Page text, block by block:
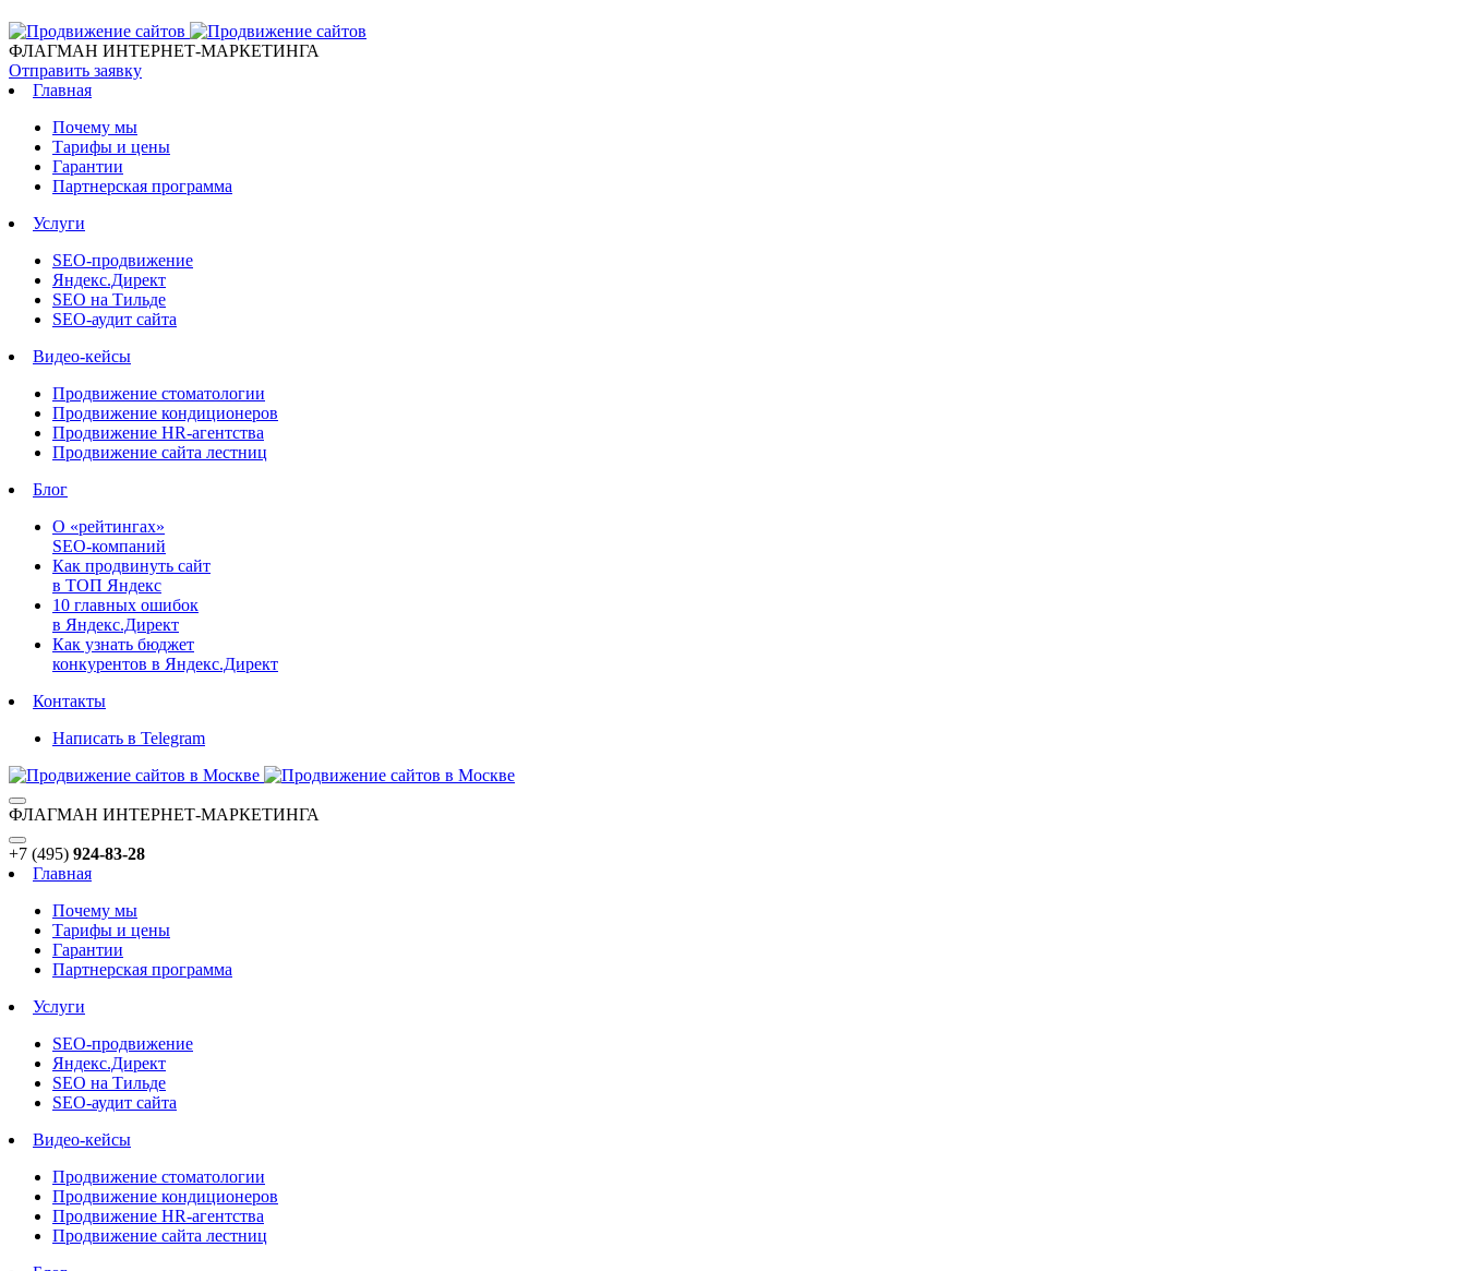
ФЛАГМАН ИНТЕРНЕТ-МАРКЕТИНГА
Отправить заявку
Главная
Почему мы
Тарифы и цены
Гарантии
Партнерская программа
Услуги
SEO-продвижение
Яндекс.Директ
SEO на Тильде
SEO-аудит сайта
Видео-кейсы
Продвижение стоматологии
Продвижение кондиционеров
Продвижение HR-агентства
Продвижение сайта лестниц
Блог
О «рейтингах»
SEO-компаний
Как продвинуть сайт
в ТОП Яндекс
10 главных ошибок
в Яндекс.Директ
Как узнать бюджет
конкурентов в Яндекс.Директ
Контакты
Написать в Telegram
ФЛАГМАН ИНТЕРНЕТ-МАРКЕТИНГА
+7 (495) 924-83-28
Главная
Почему мы
Тарифы и цены
Гарантии
Партнерская программа
Услуги
SEO-продвижение
Яндекс.Директ
SEO на Тильде
SEO-аудит сайта
Видео-кейсы
Продвижение стоматологии
Продвижение кондиционеров
Продвижение HR-агентства
Продвижение сайта лестниц